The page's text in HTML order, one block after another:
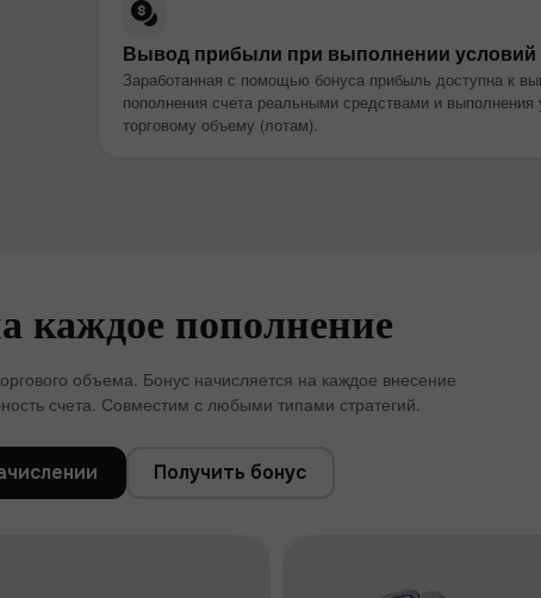
Вывод прибыли при выполнении условий
Заработанная с помощью бонуса прибыль доступна к
пополнения счета реальными средствами и выполнения
торговому объему (лотам).
каждое пополнение
объема. Бонус начисляется на каждое внесение
счета. Совместим с любыми типами стратегий.
Получить бонус